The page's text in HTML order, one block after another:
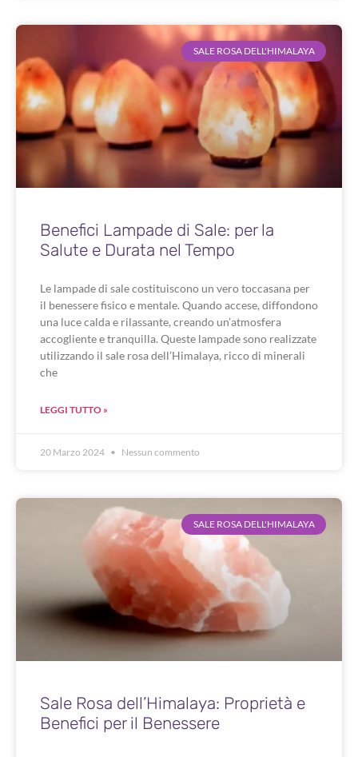
SALE ROSA DELL'HIMALAYA
Benefici Lampade di Sale: per la
Salute e Durata nel Tempo
Le lampade di sale costituiscono un vero toccasana per
il benessere fisico e mentale. Quando accese, diffondono
una luce calda e rilassante, creando un’atmosfera
accogliente e tranquilla. Queste lampade sono realizzate
utilizzando il sale rosa dell’Himalaya, ricco di minerali
che
LEGGI TUTTO »
20 Marzo 2024 Nessun commento
SALE ROSA DELL'HIMALAYA
Sale Rosa dell’Himalaya: Proprietà e
Benefici per il Benessere